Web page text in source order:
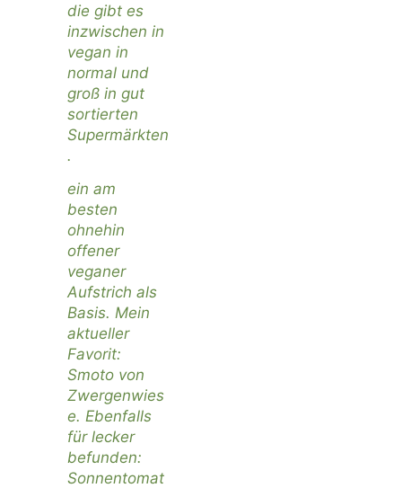
die gibt es
inzwischen in
vegan in
normal und
groß in gut
sortierten
Supermärkten
.
ein am
besten
ohnehin
offener
veganer
Aufstrich als
Basis. Mein
aktueller
Favorit:
Smoto von
Zwergenwies
e. Ebenfalls
für lecker
befunden:
Sonnentomat